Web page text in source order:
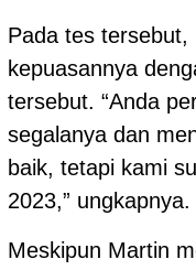
Pada tes tersebut,
kepuasannya
tersebut. “Anda
segalanya dan
baik, tetapi kami
2023,” ungkapnya.
Meskipun Martin